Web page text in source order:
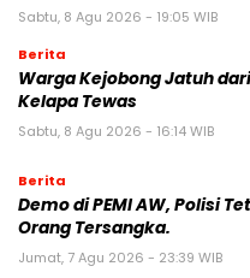
Sabtu, 8 Agu 2026 - 19:05 WIB
Berita
Warga Kejobong Jatuh
Kelapa Tewas
Sabtu, 8 Agu 2026 - 16:14 WIB
Berita
Demo di PEMI AW, Polisi
Orang Tersangka.
Jumat, 7 Agu 2026 - 23:39 WIB